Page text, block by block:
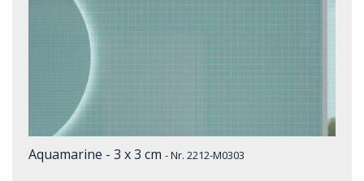
Aquamarine - 3 x 3 cm - Nr. 2212-M0303